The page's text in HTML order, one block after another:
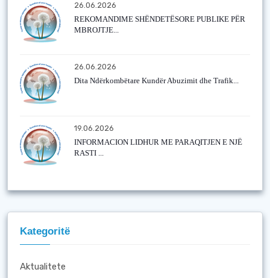
26.06.2026
REKOMANDIME SHËNDETËSORE PUBLIKE PËR
MBROJTJE...
26.06.2026
Dita Ndërkombëtare Kundër Abuzimit dhe Trafik...
19.06.2026
INFORMACION LIDHUR ME PARAQITJEN E NJË
RASTI ...
Kategoritë
Aktualitete